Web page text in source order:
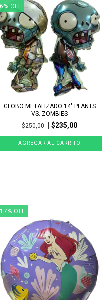
6% OFF
GLOBO METALIZADO 14" PLANTS
VS. ZOMBIES
$250,00
$235,00
17% OFF